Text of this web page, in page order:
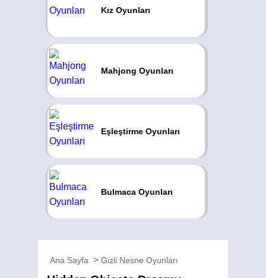
Kız Oyunları
Mahjong Oyunları
Eşleştirme Oyunları
Bulmaca Oyunları
Ana Sayfa Gizli Nesne Oyunları